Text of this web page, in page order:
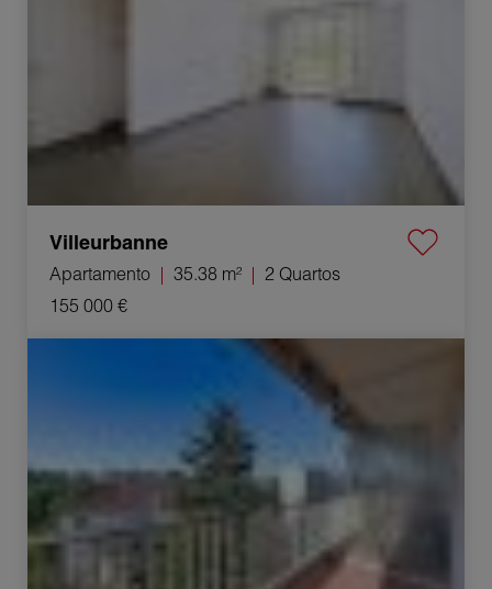
Villeurbanne
Apartamento 35.38 m²
2 Quartos
155 000 €
Venda Apartamento Lyon 5ème 2 Quartos 51.8 m²